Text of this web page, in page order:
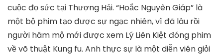
cuộc đọ sức tại Thượng Hải. “Hoắc Nguyên Giáp” là
một bộ phim tạo được sự ngạc nhiên, vì đã lâu rồi
người hâm mộ mới được xem Lý Liên Kiệt đóng phim
về võ thuật Kung fu. Anh thực sự là một diễn viên giỏi